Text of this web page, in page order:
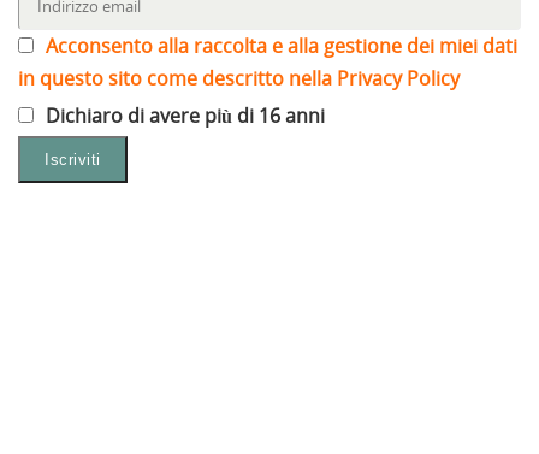
Acconsento alla raccolta e alla gestione dei miei dati
in questo sito come descritto nella Privacy Policy
Dichiaro di avere più di 16 anni